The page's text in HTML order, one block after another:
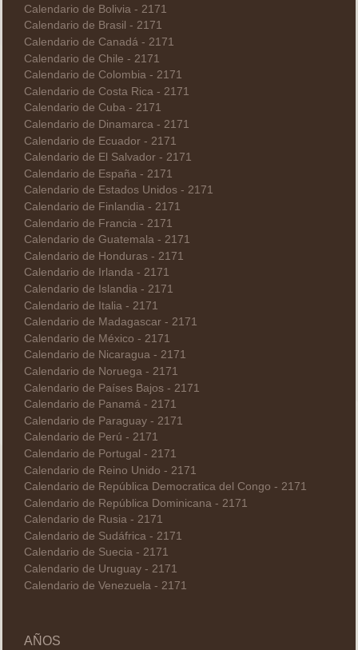
Calendario de Bolivia - 2171
Calendario de Brasil - 2171
Calendario de Canadá - 2171
Calendario de Chile - 2171
Calendario de Colombia - 2171
Calendario de Costa Rica - 2171
Calendario de Cuba - 2171
Calendario de Dinamarca - 2171
Calendario de Ecuador - 2171
Calendario de El Salvador - 2171
Calendario de España - 2171
Calendario de Estados Unidos - 2171
Calendario de Finlandia - 2171
Calendario de Francia - 2171
Calendario de Guatemala - 2171
Calendario de Honduras - 2171
Calendario de Irlanda - 2171
Calendario de Islandia - 2171
Calendario de Italia - 2171
Calendario de Madagascar - 2171
Calendario de México - 2171
Calendario de Nicaragua - 2171
Calendario de Noruega - 2171
Calendario de Países Bajos - 2171
Calendario de Panamá - 2171
Calendario de Paraguay - 2171
Calendario de Perú - 2171
Calendario de Portugal - 2171
Calendario de Reino Unido - 2171
Calendario de República Democratica del Congo - 2171
Calendario de República Dominicana - 2171
Calendario de Rusia - 2171
Calendario de Sudáfrica - 2171
Calendario de Suecia - 2171
Calendario de Uruguay - 2171
Calendario de Venezuela - 2171
AÑOS